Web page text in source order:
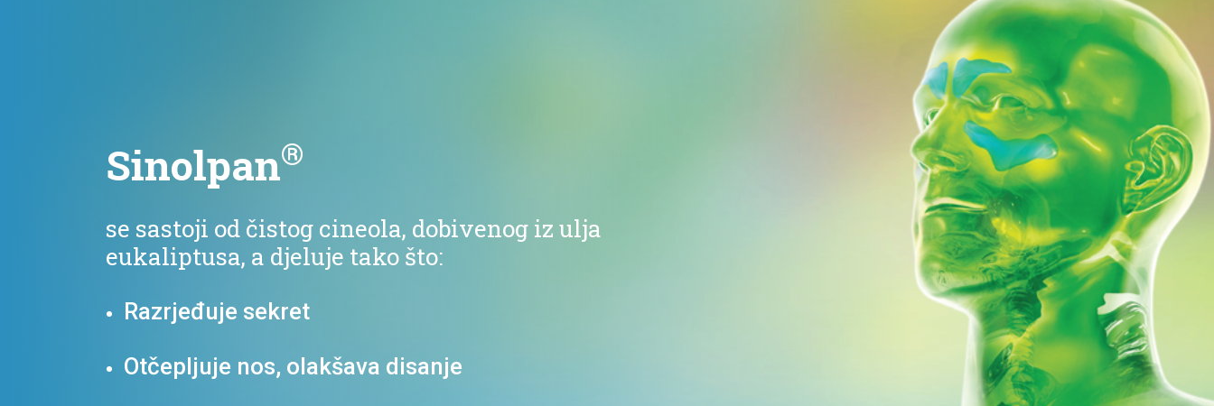
Sinolpan®
se sastoji od čistog cineola, dobivenog iz ulja
eukaliptusa, a djeluje tako što:
Razrjeđuje sekret
Otčepljuje nos, olakšava disanje